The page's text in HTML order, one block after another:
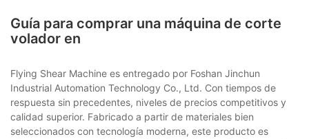
Guía para comprar una máquina de corte
volador en
Flying Shear Machine es entregado por Foshan Jinchun
Industrial Automation Technology Co., Ltd. Con tiempos de
respuesta sin precedentes, niveles de precios competitivos y
calidad superior. Fabricado a partir de materiales bien
seleccionados con tecnología moderna, este producto es